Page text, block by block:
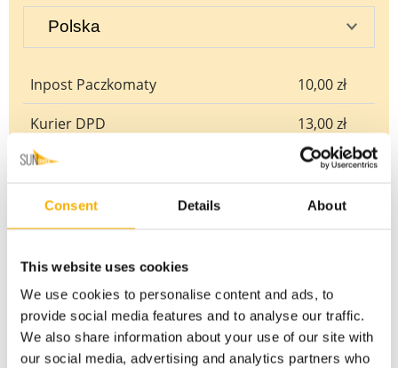
Consent Details About
This website uses cookies
We use cookies to personalise content and ads, to
provide social media features and to analyse our traffic.
We also share information about your use of our site with
our social media, advertising and analytics partners who
Inpost Paczkomaty 10,00 zł
Kurier DPD 13,00 zł
Odbiór osobisty 0,00 zł
Produkty powiązane
Linka ekspanderowa czarna fi 6 mm